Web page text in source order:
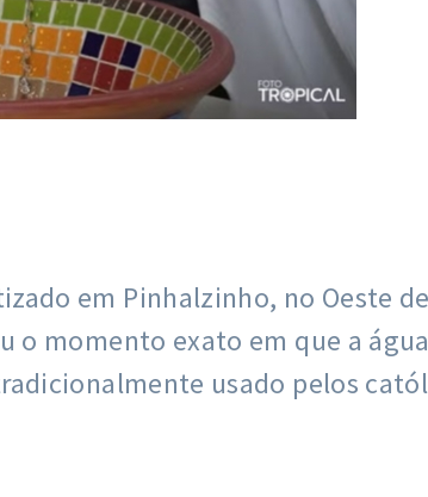
em Pinhalzinho, no Oeste
o momento exato em que a
usado pelos